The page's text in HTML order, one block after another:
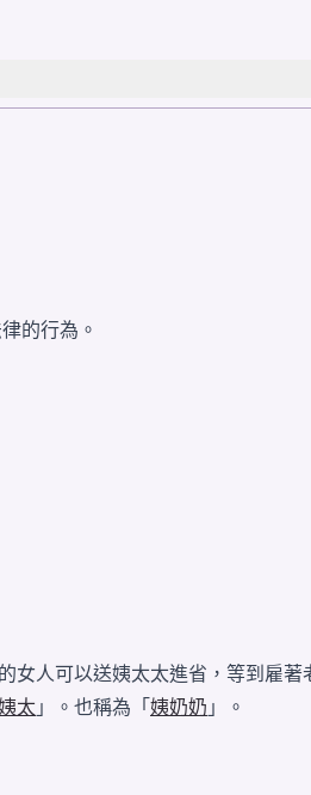
的行為。
女人可以送姨太太進省，等到雇著
太 」。也稱為「 姨奶奶 」。